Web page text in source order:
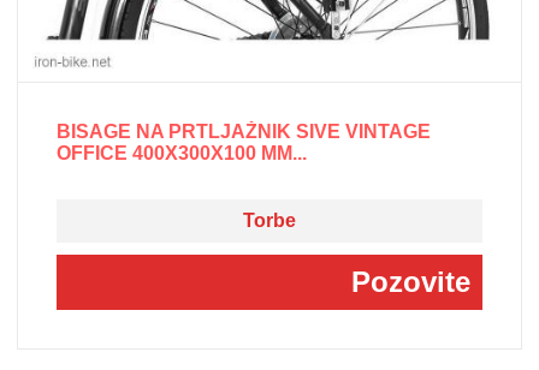
BISAGE NA PRTLJAŽNIK SIVE VINTAGE
OFFICE 400X300X100 MM...
Torbe
Pozovite